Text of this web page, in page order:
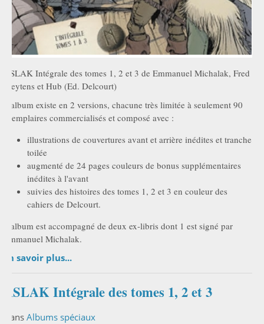
ASLAK Intégrale des tomes 1, 2 et 3 de Emmanuel Michalak, Fred
Weytens et Hub (Ed. Delcourt)
L'album existe en 2 versions, chacune très limitée à seulement 90
exemplaires commercialisés et composé avec :
illustrations de couvertures avant et arrière inédites et tranche
toilée
augmenté de 24 pages couleurs de bonus supplémentaires
inédites à l'avant
suivies des histoires des tomes 1, 2 et 3 en couleur des
cahiers de Delcourt.
L'album est accompagné de deux ex-libris dont 1 est signé par
Emmanuel Michalak.
En savoir plus...
ASLAK Intégrale des tomes 1, 2 et 3
Dans Albums spéciaux